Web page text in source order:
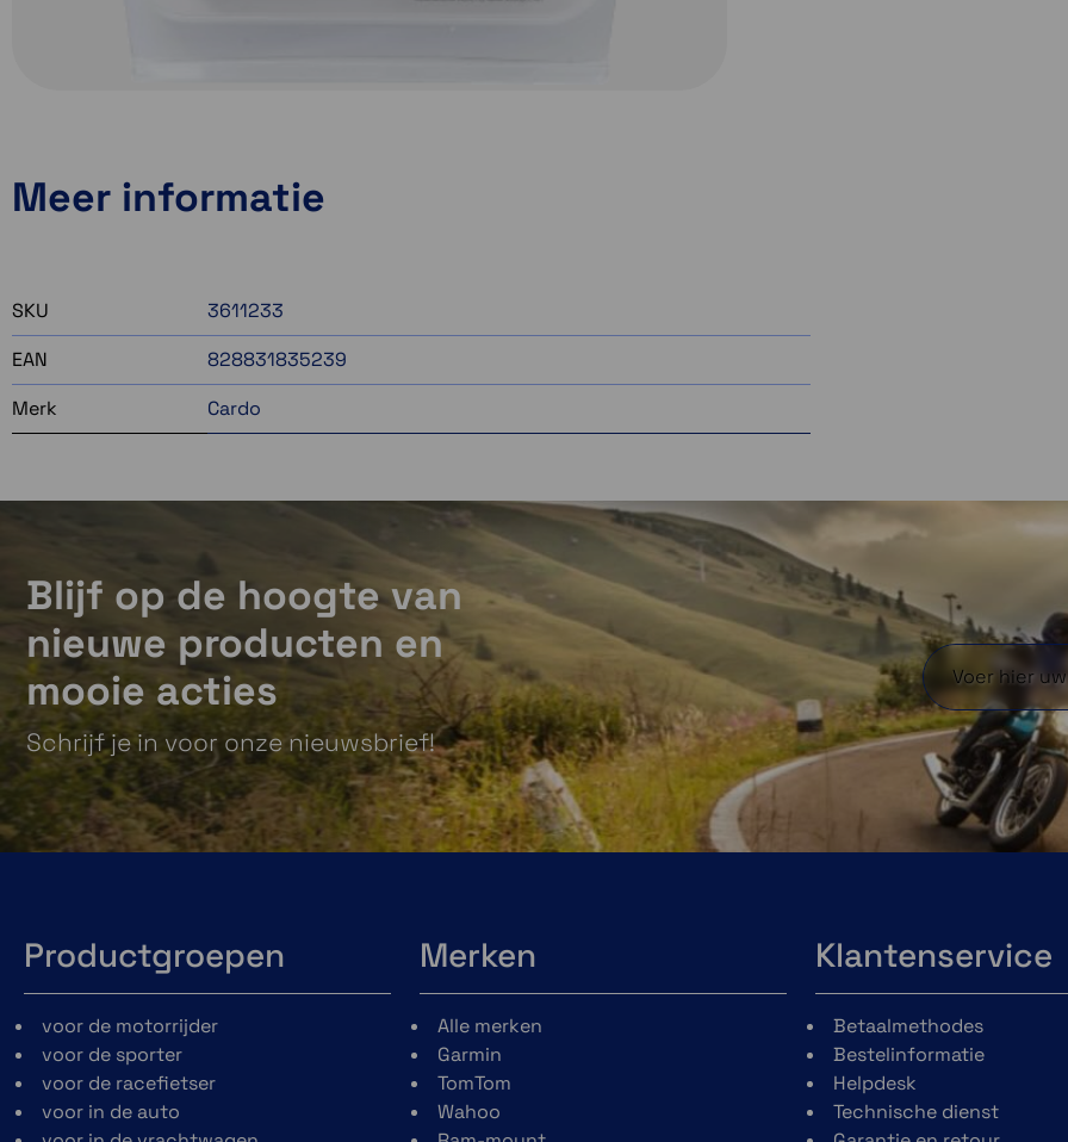
Meer informatie
SKU
3611233
EAN
828831835239
Merk
Cardo
Blijf op de hoogte van
nieuwe producten en
mooie acties
Schrijf je in voor onze nieuwsbrief!
Productgroepen
voor de motorrijder
voor de sporter
voor de racefietser
voor in de auto
Merken
Alle merken
Garmin
TomTom
Wahoo
Klantenservice
Betaalmethodes
Bestelinformatie
Helpdesk
Technische dienst